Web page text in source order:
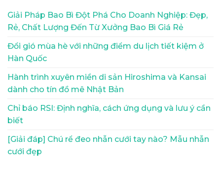
Giải Pháp Bao Bì Đột Phá Cho Doanh Nghiệp: Đẹp,
Rẻ, Chất Lượng Đến Từ Xưởng Bao Bì Giá Rẻ
Đổi gió mùa hè với những điểm du lịch tiết kiệm ở
Hàn Quốc
Hành trình xuyên miền di sản Hiroshima và Kansai
dành cho tín đồ mê Nhật Bản
Chỉ báo RSI: Định nghĩa, cách ứng dụng và lưu ý cần
biết
[Giải đáp] Chú rể đeo nhẫn cưới tay nào? Mẫu nhẫn
cưới đẹp